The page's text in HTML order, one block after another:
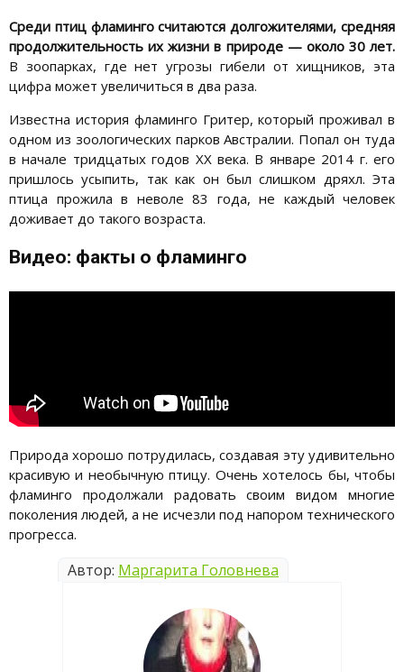
Среди птиц фламинго считаются долгожителями, средняя
продолжительность их жизни в природе — около 30 лет.
В зоопарках, где нет угрозы гибели от хищников, эта
цифра может увеличиться в два раза.
Известна история фламинго Гритер, который проживал в
одном из зоологических парков Австралии. Попал он туда
в начале тридцатых годов XX века. В январе 2014 г. его
пришлось усыпить, так как он был слишком дряхл. Эта
птица прожила в неволе 83 года, не каждый человек
доживает до такого возраста.
Видео: факты о фламинго
Природа хорошо потрудилась, создавая эту удивительно
красивую и необычную птицу. Очень хотелось бы, чтобы
фламинго продолжали радовать своим видом многие
поколения людей, а не исчезли под напором технического
прогресса.
Автор: Маргарита Головнева